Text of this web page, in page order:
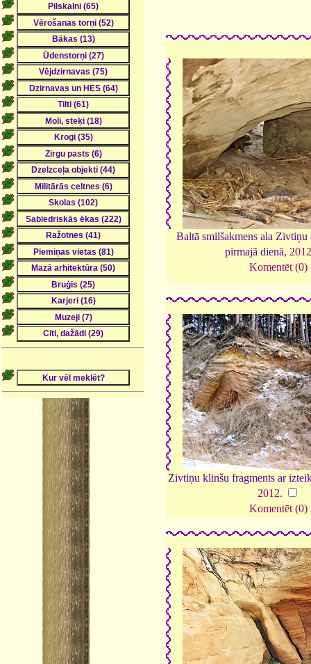
Baltā smilšakmens ala Zivtiņu
pirmajā dienā,
Komentēt (0)
Zivtiņu klinšu fragments ar
2012.
Komentēt (0)